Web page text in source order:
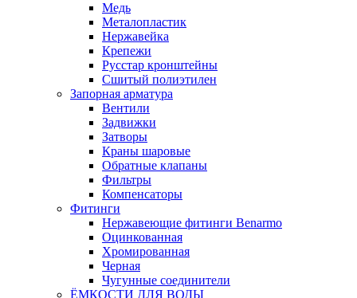
Медь
Металопластик
Нержавейка
Крепежи
Русстар кронштейны
Сшитый полиэтилен
Запорная арматура
Вентили
Задвижки
Затворы
Краны шаровые
Обратные клапаны
Фильтры
Компенсаторы
Фитинги
Нержавеющие фитинги Benarmo
Оцинкованная
Хромированная
Черная
Чугунные соединители
ЁМКОСТИ ДЛЯ ВОДЫ